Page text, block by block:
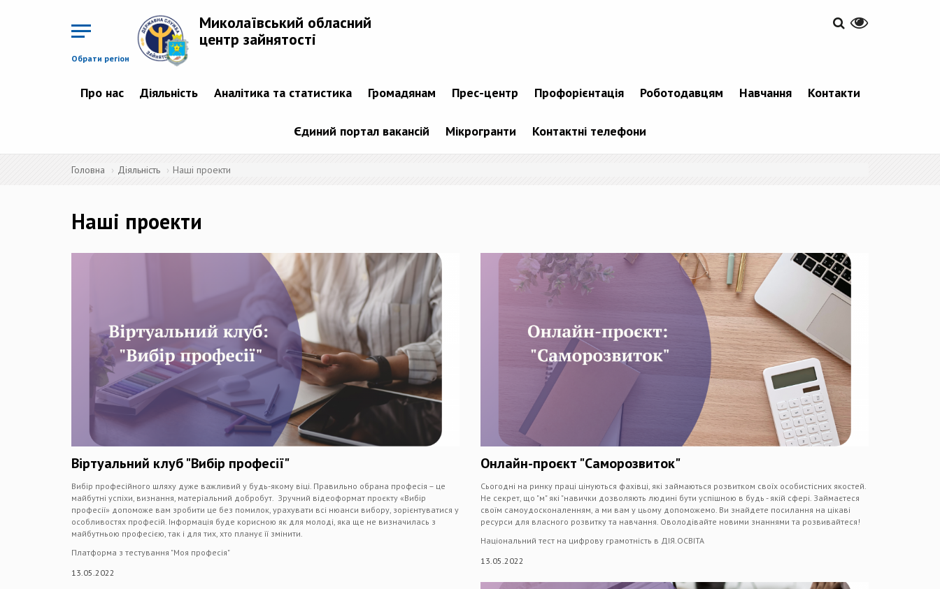
Обрати регіон
Миколаївський обласний
центр зайнятості
Про нас Діяльність Аналітика та статистика Громадянам Прес-центр Профорієнтація Роботодавцям Навчання Контакти
Єдиний портал вакансій Мікрогранти Контактні телефони
Головна Діяльність Наші проекти
Наші проекти
Віртуальний клуб "Вибір професії"
Вибір професійного шляху дуже важливий у будь-якому віці. Правильно обрана професія – це
майбутні успіхи, визнання, матеріальний добробут. Зручний відеоформат проєкту «Вибір
професії» допоможе вам зробити це без помилок, урахувати всі нюанси вибору, зорієнтуватися у
особливостях професій. Інформація буде корисною як для молоді, яка ще не визначилась з
майбутньою професією, так і для тих, хто планує її змінити.
Платформа з тестування "Моя професія"
13.05.2022
Онлайн-проєкт "Саморозвиток"
Сьогодні на ринку праці цінуються фахівці, які займаються розвитком своїх особистісних якостей.
Не секрет, що "м" які "навички дозволяють людині бути успішною в будь - якій сфері. Займаєтеся
своїм самоудосконаленням, а ми вам у цьому допоможемо. Ви знайдете посилання на цікаві
ресурси для власного розвитку та навчання. Оволодівайте новими знаннями та розвивайтеся!
Національний тест на цифрову грамотність в ДІЯ.ОСВІТА
13.05.2022